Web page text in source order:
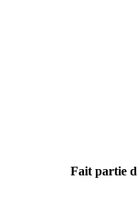
Fait partie